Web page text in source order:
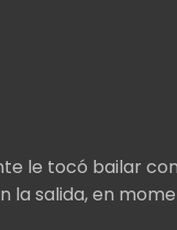
le tocó bailar
la salida, en